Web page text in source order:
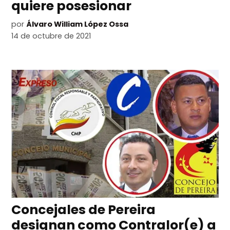
quiere posesionar
por Álvaro William López Ossa
14 de octubre de 2021
Concejales de Pereira
designan como Contralor(e) a